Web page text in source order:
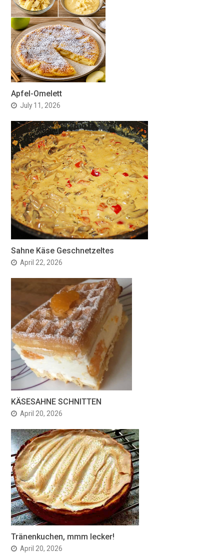
Apfel-Omelett
July 11, 2026
Sahne Käse Geschnetzeltes
April 22, 2026
KÄSESAHNE SCHNITTEN
April 20, 2026
Tränenkuchen, mmm lecker!
April 20, 2026